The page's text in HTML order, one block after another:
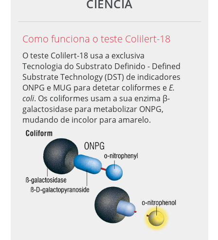
CIÊNCIA
Como funciona o teste Colilert-18
O teste Colilert-18 usa a exclusiva
Tecnologia do Substrato Definido - Defined
Substrate Technology (DST) de indicadores
ONPG e MUG para detetar coliformes eE.
coli. Os coliformes usam a sua enzima β-
galactosidase para metabolizar ONPG,
mudando de incolor para amarelo.